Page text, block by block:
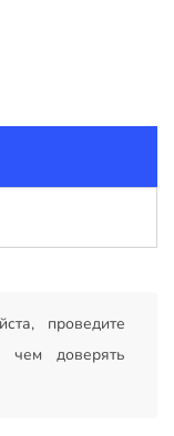
проведите
чем доверять